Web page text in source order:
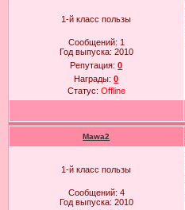
1-й класс пользы
Сообщений: 1
Год выпуска: 2010
Репутация:0
Награды:0
Статус: Offline
Mawa2
1-й класс пользы
Сообщений: 4
Год выпуска: 2010